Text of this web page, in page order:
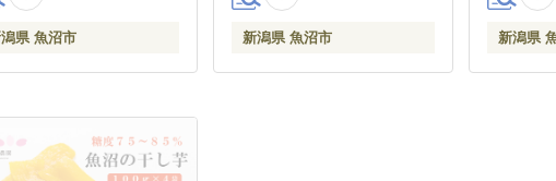
県 魚沼市 新潟県 魚沼市 新潟県